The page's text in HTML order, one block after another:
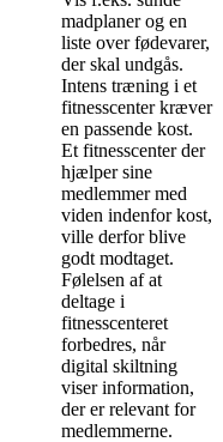
madplaner og en
liste over fødevarer,
der skal undgås.
Intens træning i et
fitnesscenter kræver
en passende kost.
Et fitnesscenter der
hjælper sine
medlemmer med
viden indenfor kost,
ville derfor blive
godt modtaget.
Følelsen af ​​at
deltage i
fitnesscenteret
forbedres, når
digital skiltning
viser information,
der er relevant for
medlemmerne.